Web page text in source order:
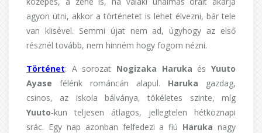
agyon ütni, akkor a történetet is lehet élvezni, bár tele
van klisével. Semmi újat nem ad, úgyhogy az első
résznél tovább, nem hinném hogy fogom nézni.
Történet: A sorozat Nogizaka Haruka ésYuuto
Ayase félénk románcán alapul. Haruka
gazdag,
csinos, az iskola bálványa, tökéletes szinte, míg
Yuuto-kun teljesen átlagos, jellegtelen hétköznapi
srác. Egy nap azonban felfedezi a fiú Haruka nagy